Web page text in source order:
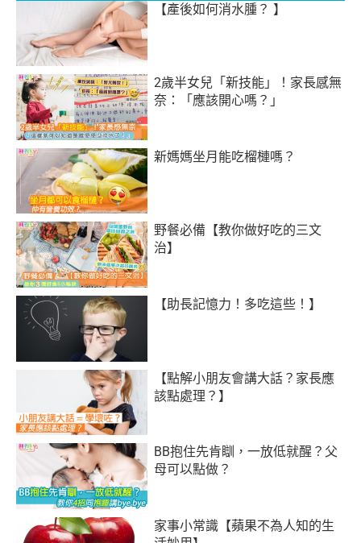
【產後如何消水腫？ 】
2歲半女兒「新技能」！家長感無
奈：「應該開心嗎？」
新媽媽坐月能吃榴槤嗎？
野餐必備【教你做好吃的三文
治】
【助長記憶力！多吃這些！】
【點解小朋友會講大話？家長應
該點處理？】
BB抱住先肯瞓，一放低就醒？父
母可以點做？
家事小常識【蘋果不為人知的生